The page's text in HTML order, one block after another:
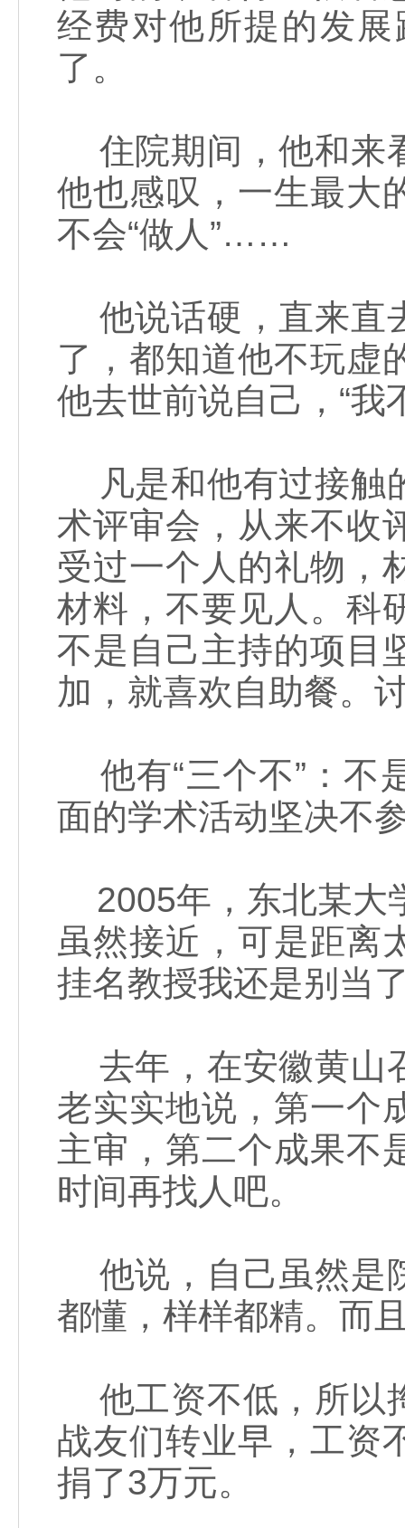
经费对他所提的发
了。
住院期间，他和来
他也感叹，一生最大
不会“做人”……
他说话硬，直来直
了，都知道他不玩虚
他去世前说自己，“我
凡是和他有过接触
术评审会，从来不收
受过一个人的礼物，
材料，不要见人。科
不是自己主持的项目
加，就喜欢自助餐。
他有“三个不”：不
面的学术活动坚决不
2005年，东北某大
虽然接近，可是距离
挂名教授我还是别当
去年，在安徽黄山
老实实地说，第一个
主审，第二个成果不
时间再找人吧。
他说，自己虽然是
都懂，样样都精。而
他工资不低，所以
战友们转业早，工资
捐了3万元。